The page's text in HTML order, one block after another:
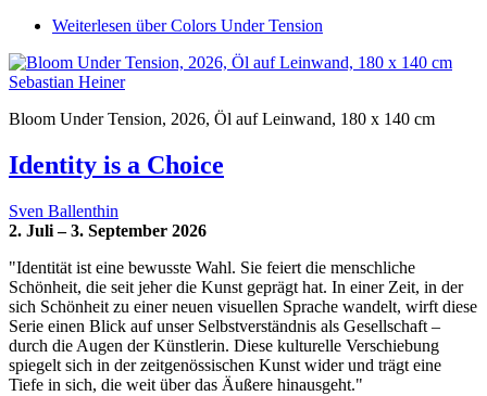
Weiterlesen über Colors Under Tension
Sebastian Heiner
Bloom Under Tension, 2026, Öl auf Leinwand, 180 x 140 cm
Identity is a Choice
Sven Ballenthin
2. Juli – 3. September 2026
"Identität ist eine bewusste Wahl. Sie feiert die menschliche
Schönheit, die seit jeher die Kunst geprägt hat. In einer Zeit, in der
sich Schönheit zu einer neuen visuellen Sprache wandelt, wirft diese
Serie einen Blick auf unser Selbstverständnis als Gesellschaft –
durch die Augen der Künstlerin. Diese kulturelle Verschiebung
spiegelt sich in der zeitgenössischen Kunst wider und trägt eine
Tiefe in sich, die weit über das Äußere hinausgeht."